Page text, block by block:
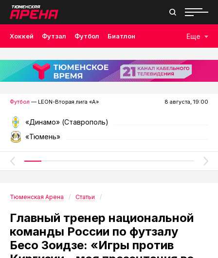
Хоккей Футзал Футбол Биатлон
Лыжные гонки Волейбол Плавание Дзюдо
Скалолазание Велоспорт Бокс
Еще
Футбол — LEON-Вторая лига «А» 8 августа, 19:00
«Динамо» (Ставрополь)
«Тюмень»
Тюменская Арена Статьи
Главный тренер национальной
команды России по футзалу
Бесо Зоидзе: «Игры против